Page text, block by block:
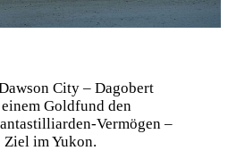
City – Dagobert
Goldfund den
Vermögen –
im Yukon.